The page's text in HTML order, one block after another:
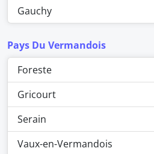
Gauchy
Pays Du Vermandois
Foreste
Gricourt
Serain
Vaux-en-Vermandois